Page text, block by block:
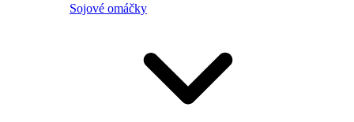
Sojové omáčky